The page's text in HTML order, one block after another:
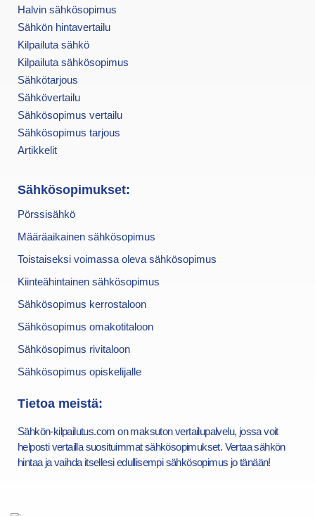
Halvin sähkösopimus
Sähkön hintavertailu
Kilpailuta sähkö
Kilpailuta sähkösopimus
Sähkötarjous
Sähkövertailu
Sähkösopimus vertailu
Sähkösopimus tarjous
Artikkelit
Sähkösopimukset:
Pörssisähkö
Määräaikainen sähkösopimus
Toistaiseksi voimassa oleva sähkösopimus
Kiinteähintainen sähkösopimus
Sähkösopimus kerrostaloon
Sähkösopimus omakotitaloon
Sähkösopimus rivitaloon
Sähkösopimus opiskelijalle
Tietoa meistä:
Sähkön-kilpailutus.com on maksuton vertailupalvelu, jossa voit
helposti vertailla suosituimmat sähkösopimukset. Vertaa sähkön
hintaa ja vaihda itsellesi edullisempi sähkösopimus jo tänään!